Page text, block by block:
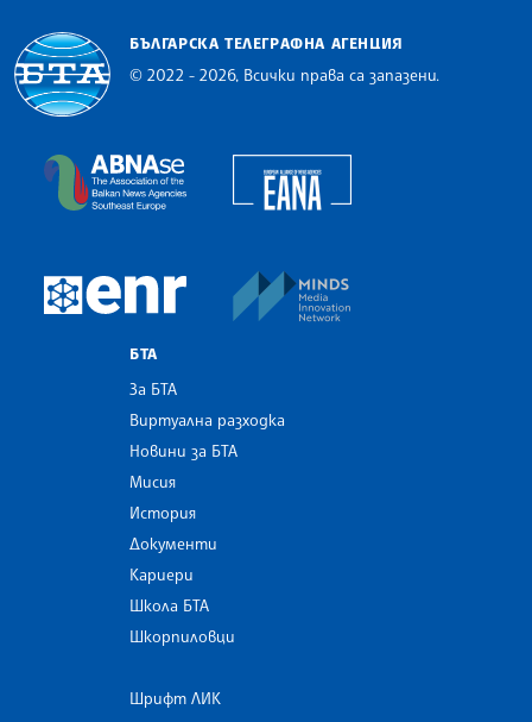
БЪЛГАРСКА ТЕЛЕГРАФНА АГЕНЦИЯ
© 2022 - 2026, Всички права са запазени.
The Assocoation of the Balkan News Agencies
European Newsroom
БТА
За БТА
Виртуална разходка
Новини за БТА
Мисия
История
Документи
Кариери
Школа БТА
Шкорпиловци
Шрифт ЛИК